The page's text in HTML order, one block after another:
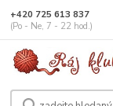
+420 725 613 837
(Po - Ne, 7 - 22 hod.)